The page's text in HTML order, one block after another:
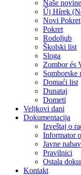
Naše novine
Űj Hírek
Novi Pokret
Pokret
Rodoljub
Školski list
Sloga
Zombor és
Somborske
Domaći list
Dunataj
Dometi
Veljkovi dani
Dokumentacija
Izveštaj o
Informator
Javne
Pravilnici
Ostala
Kontakt